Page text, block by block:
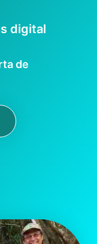
digital
de